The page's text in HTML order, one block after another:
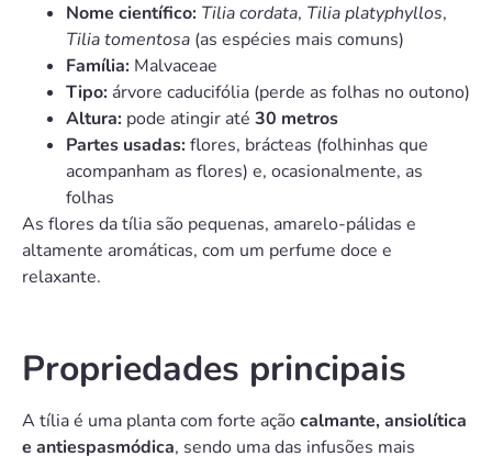
Nome científico: Tilia cordata, Tilia platyphyllos,
Tilia tomentosa (as espécies mais comuns)
Família: Malvaceae
Tipo: árvore caducifólia (perde as folhas no outono)
Altura: pode atingir até 30 metros
Partes usadas:flores, brácteas (folhinhas que
acompanham as flores) e, ocasionalmente, as
folhas
As flores da tília são pequenas, amarelo-pálidas e
altamente aromáticas, com um perfume doce e
relaxante.
Propriedades principais
A tília é uma planta com forte açãocalmante, ansiolítica
e antiespasmódica, sendo uma das infusões mais